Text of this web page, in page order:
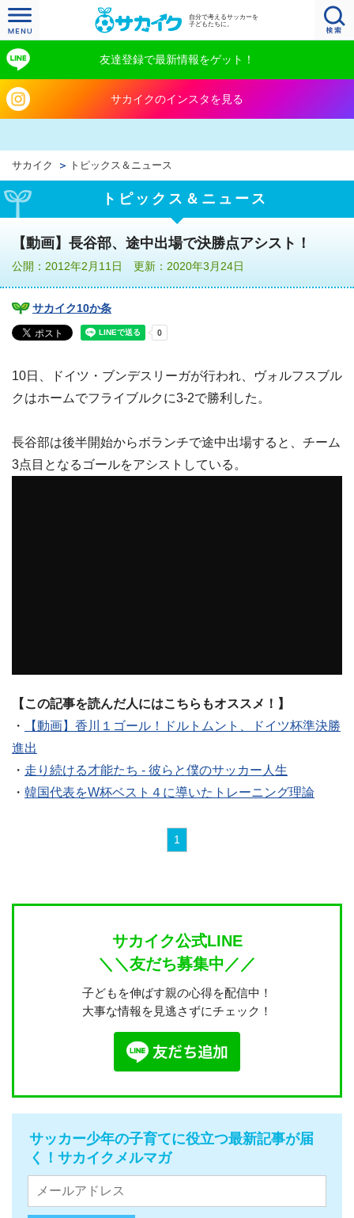
自分で考えるサッカーを
子どもたちに。
友達登録で最新情報をゲット！
サカイクのインスタを見る
サカイク トピックス＆ニュース
トピックス＆ニュース
【動画】長谷部、途中出場で決勝点アシスト！
公開：2012年2月11日 更新：2020年3月24日
サカイク10か条
10日、ドイツ・ブンデスリーガが行われ、ヴォルフスブル
クはホームでフライブルクに3-2で勝利した。
長谷部は後半開始からボランチで途中出場すると、チーム
3点目となるゴールをアシストしている。
【この記事を読んだ人にはこちらもオススメ！】
・
【動画】香川１ゴール！ドルトムント、ドイツ杯準決勝
進出
・ 走り続ける才能たち - 彼らと僕のサッカー人生
・ 韓国代表をW杯ベスト４に導いたトレーニング理論
1
サカイク公式LINE
＼＼友だち募集中／／
子どもを伸ばす親の心得を配信中！
大事な情報を見逃さずにチェック！
サッカー少年の子育てに役立つ最新記事が届
く！サカイクメルマガ